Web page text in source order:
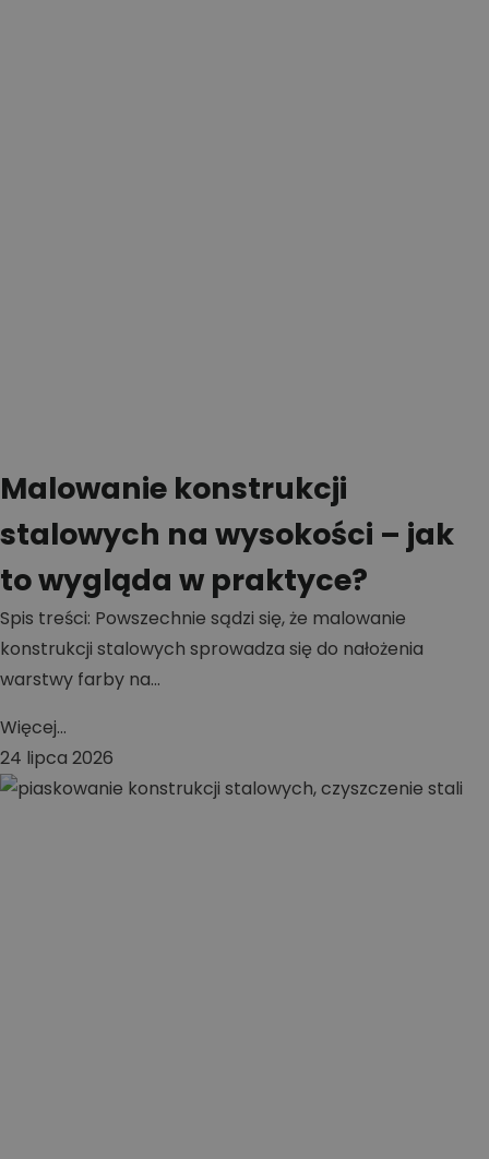
Malowanie konstrukcji
stalowych na wysokości – jak
to wygląda w praktyce?
Spis treści: Powszechnie sądzi się, że malowanie
konstrukcji stalowych sprowadza się do nałożenia
warstwy farby na...
Więcej...
24 lipca 2026